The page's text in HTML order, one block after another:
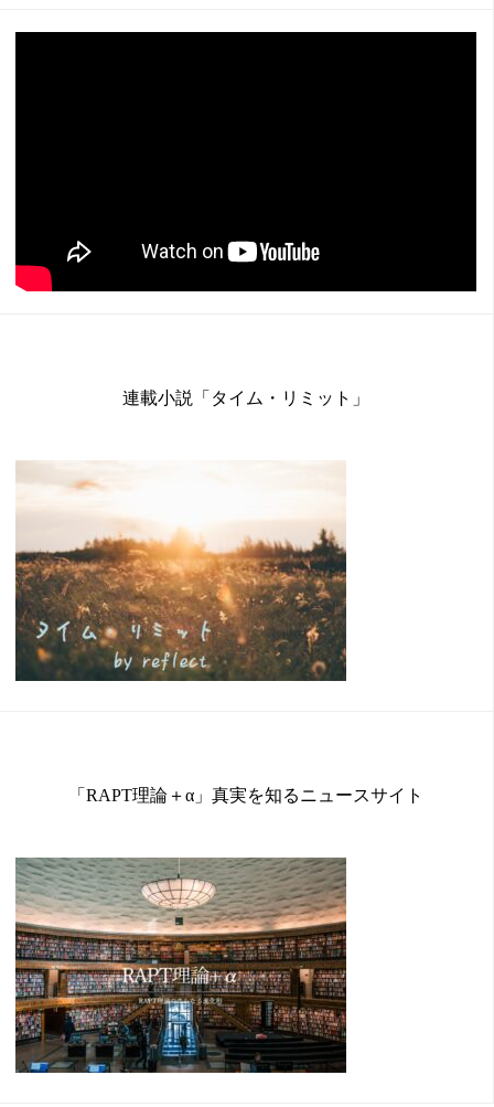
連載小説「タイム・リミット」
「RAPT理論＋α」真実を知るニュースサイト